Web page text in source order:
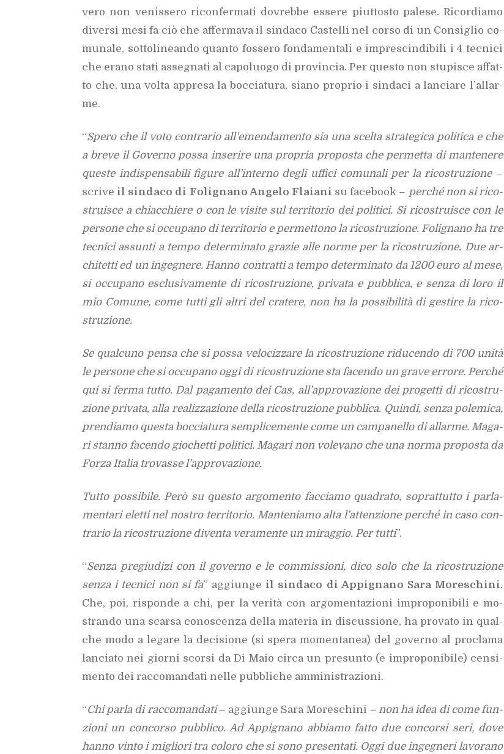
ve­ro non ve­nis­se­ro ri­con­fer­ma­ti do­vreb­be es­se­re piut­to­sto pa­le­se. Ri­cor­dia­mo
di­ver­si mesi fa ciò che af­fer­ma­va il sin­da­co Ca­stel­li nel cor­so di un Con­si­glio co­
mu­na­le, sot­to­li­nean­do quan­to fos­se­ro fon­da­men­ta­li e im­pre­scin­di­bi­li i 4 tec­ni­ci
che era­no sta­ti as­se­gna­ti al ca­po­luo­go di pro­vin­cia. Per que­sto non stu­pi­sce af­fat­
to che, una vol­ta ap­pre­sa la boc­cia­tu­ra, sia­no pro­prio i sin­da­ci a lan­cia­re l’al­lar­
me.
“Spe­ro che il voto con­tra­rio al­l’e­men­da­men­to sia una scel­ta stra­te­gi­ca po­li­ti­ca e che
a bre­ve il Go­ver­no pos­sa in­se­ri­re una pro­pria pro­po­sta che per­met­ta di man­te­ne­re
que­ste in­di­spen­sa­bi­li fi­gu­re al­l’in­ter­no de­gli uf­fi­ci co­mu­na­li per la ri­co­stru­zio­ne–
scri­ve il sin­da­co di Fo­li­gna­no An­ge­lo Fla­ia­ni su fa­ce­book – per­ché non si ri­co­
strui­sce a chiac­chie­re o con le vi­si­te sul ter­ri­to­rio dei po­li­ti­ci. Si ri­co­strui­sce con le
per­so­ne che si oc­cu­pa­no di ter­ri­to­rio e per­met­to­no la ri­co­stru­zio­ne. Fo­li­gna­no ha tre
tec­ni­ci as­sun­ti a tem­po de­ter­mi­na­to gra­zie alle nor­me per la ri­co­stru­zio­ne. Due ar­
chi­tet­ti ed un in­ge­gne­re. Han­no con­trat­ti a tem­po de­ter­mi­na­to da 1200 euro al mese,
si oc­cu­pa­no esclu­si­va­men­te di ri­co­stru­zio­ne, pri­va­ta e pub­bli­ca, e sen­za di loro il
mio Co­mu­ne, come tut­ti gli al­tri del cra­te­re, non ha la pos­si­bi­li­tà di ge­sti­re la ri­co­
stru­zio­ne.
Se qual­cu­no pen­sa che si pos­sa ve­lo­ciz­za­re la ri­co­stru­zio­ne ri­du­cen­do di 700 uni­tà
le per­so­ne che si oc­cu­pa­no oggi di ri­co­stru­zio­ne sta fa­cen­do un gra­ve er­ro­re. Per­ché
qui si fer­ma tut­to. Dal pa­ga­men­to dei Cas, al­l’ap­pro­va­zio­ne dei pro­get­ti di ri­co­stru­
zio­ne pri­va­ta, alla rea­liz­za­zio­ne del­la ri­co­stru­zio­ne pub­bli­ca. Quin­di, sen­za po­le­mi­ca,
pren­dia­mo que­sta boc­cia­tu­ra sem­pli­ce­men­te come un cam­pa­nel­lo di al­lar­me. Ma­ga­
ri stan­no fa­cen­do gio­chet­ti po­li­ti­ci. Ma­ga­ri non vo­le­va­no che una nor­ma pro­po­sta da
For­za Ita­lia tro­vas­se l’ap­pro­va­zio­ne.
Tut­to pos­si­bi­le. Però su que­sto ar­go­men­to fac­cia­mo qua­dra­to, so­prat­tut­to i par­la­
men­ta­ri elet­ti nel no­stro ter­ri­to­rio. Man­te­nia­mo alta l’at­ten­zio­ne per­ché in caso con­
tra­rio la ri­co­stru­zio­ne di­ven­ta ve­ra­men­te un mi­rag­gio. Per tut­ti”.
“Sen­za pre­giu­di­zi con il go­ver­no e le com­mis­sio­ni, dico solo che la ri­co­stru­zio­ne
sen­za i tec­ni­ci non si fa” ag­giun­ge il sin­da­co di Ap­pi­gna­no Sara Mo­re­schi­ni.
Che, poi, ri­spon­de a chi, per la ve­ri­tà con ar­go­men­ta­zio­ni im­pro­po­ni­bi­li e mo­
stran­do una scar­sa co­no­scen­za del­la ma­te­ria in di­scus­sio­ne, ha pro­va­to in qual­
che modo a le­ga­re la de­ci­sio­ne (si spe­ra mo­men­ta­nea) del go­ver­no al pro­cla­ma
lan­cia­to nei gior­ni scor­si da Di Maio cir­ca un pre­sun­to (e im­pro­po­ni­bi­le) cen­si­
men­to dei rac­co­man­da­ti nel­le pub­bli­che am­mi­ni­stra­zio­ni.
“Chi par­la di rac­co­man­da­ti– ag­giun­ge Sara Mo­re­schi­ni – non ha idea di come fun­
zio­ni un con­cor­so pub­bli­co. Ad Ap­pi­gna­no ab­bia­mo fat­to due con­cor­si seri, dove
han­no vin­to i mi­glio­ri tra co­lo­ro che si sono pre­sen­ta­ti. Oggi due in­ge­gne­ri la­vo­ra­no